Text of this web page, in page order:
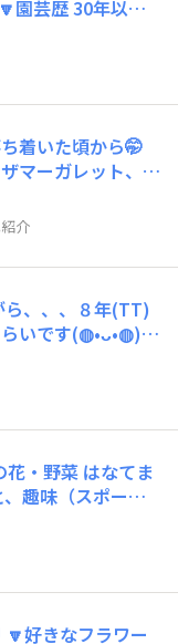
ラジオをradiko
好きです！５月
とにハマってます
流することが最
していきたいです
ンピック欲しい
ーデンでした
稿や活動ができ
開に密に育てる
セがあります💦
稿してないけ
hana.sanae 相互
ハート ボンザマ
たくさん 🔽好
でもOK） ガーデ
ホップダンス🕺
た😍 私のお花も
ていただきました
。 お花をボーッ
敗
願いいたします
着いた頃から🤭
マーガレット、フ
、とろとろ炒めナ
ェ巡り☕ 🔽みん
ています🤭 ご近
心配です🤣 今
もらっています
ディの皆さんと
介
ら、、、８年(⁠T⁠T⁠)
いです(⁠◍⁠•⁠ᴗ⁠•⁠◍⁠)
ーガレット 🔽好
でもOK） 手芸や
ものが好きです✨
とするようにな
もキレイな花を
情報が欲しいです
のタイミングが
します。